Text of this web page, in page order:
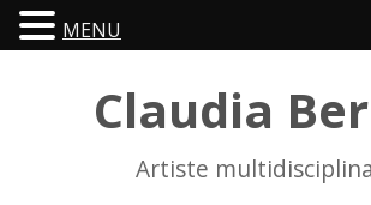
Claudia
Artiste
MENU